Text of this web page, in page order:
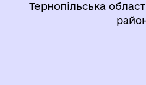
Тернопільська